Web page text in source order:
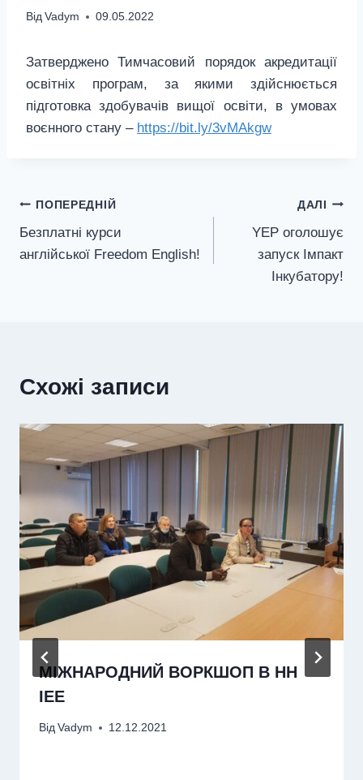
Від Vadym 09.05.2022
Затверджено Тимчасовий порядок акредитації
освітніх програм, за якими здійснюється
підготовка здобувачів вищої освіти, в умовах
воєнного стану – https://bit.ly/3vMAkgw
Навігація
записів
ПОПЕРЕДНІЙ
Безплатні курси
англійської Freedom English!
ДАЛІ
YEP оголошує
запуск Імпакт
Інкубатору!
Схожі записи
МІЖНАРОДНИЙ ВОРКШОП В НН
ІЕЕ
Від Vadym 12.12.2021